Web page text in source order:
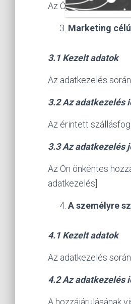
Az Ön önkéntes
Marketing
3.1 Kezelt adatok
Az adatkezelés
3.2 Az adatkezelés
Az érintett
3.3 Az adatkezelés
Az Ön önkéntes
adatkezelés]
A személyre
4.1 Kezelt adatok
Az adatkezelés
4.2 Az adatkezelés
A hozzájárulásának